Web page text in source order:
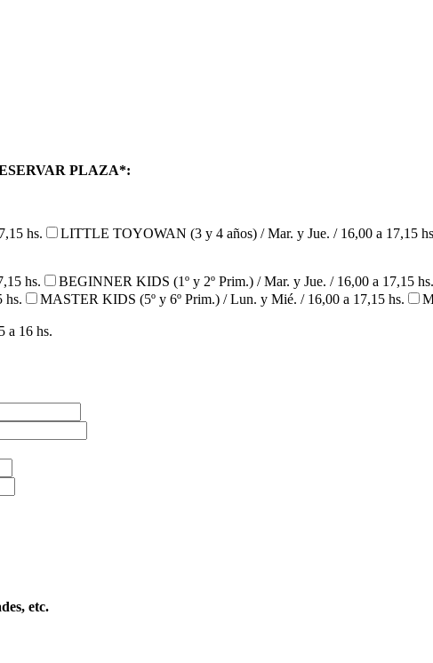
PLAZA*:
hs. LITTLE TOYOWAN (3 y 4 años) / Mar. y Jue. / 16,00 a 17,15
hs. BEGINNER KIDS (1º y 2º Prim.) / Mar. y Jue. / 16,00 a 17,15 hs.
hs.
MASTER KIDS (5º y 6º Prim.) / Lun. y Mié. / 16,00 a 17,15 hs.
a 16 hs.
etc.